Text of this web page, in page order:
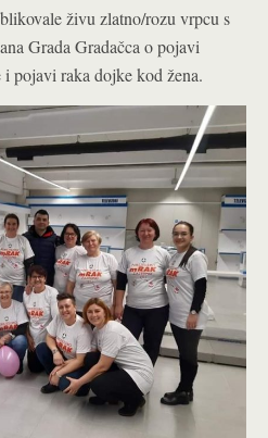
živu zlatno/rozu vrpcu s
Grada Gradačca o pojavi
pojavi raka dojke kod žena.